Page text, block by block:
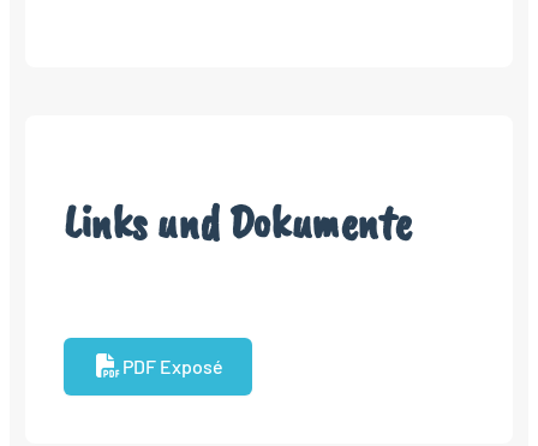
Links und Dokumente
PDF Exposé